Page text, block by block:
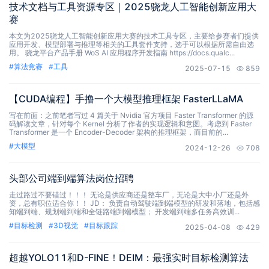
技术文档与工具资源专区｜2025骁龙人工智能创新应用大
赛
本文为2025骁龙人工智能创新应用大赛的技术工具专区，主要给参赛者们提供
应用开发、模型部署与推理等相关的工具套件支持，选手可以根据所需自由选
用。 骁龙平台产品手册 WoS AI 应用程序开发指南 https://docs.qualc...
#算法竞赛 #工具 2025-07-15 859
【CUDA编程】手撸一个大模型推理框架 FasterLLaMA
写在前面：之前笔者写过 4 篇关于 Nvidia 官方项目 Faster Transformer 的源
码解读文章，针对每个 Kernel 分析了作者的实现逻辑和意图。考虑到 Faster
Transformer 是一个 Encoder-Decoder 架构的推理框架，而目前的...
#大模型 2024-12-26 708
头部公司端到端算法岗位招聘
走过路过不要错过！！！ 无论是供应商还是整车厂，无论是大中小厂还是外
资，总有职位适合你！！ JD： 负责自动驾驶端到端模型的研发和落地，包括感
知端到端、规划端到端和全链路端到端模型； 开发端到端多任务高效训...
#目标检测 #3D视觉 #目标跟踪 2025-04-08 429
超越YOLO11和D-FINE！DEIM：最强实时目标检测算法